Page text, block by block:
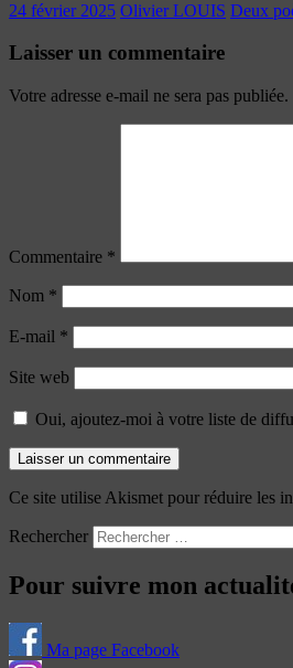
24 février 2025 Olivier LOUIS Deux
Laisser un commentaire
Votre adresse e-mail ne sera pas publiée.
Commentaire *
Nom *
E-mail *
Site web
Oui, ajoutez-moi à votre liste de
Ce site utilise Akismet pour réduire les
Rechercher
Pour suivre mon
Ma page Facebook